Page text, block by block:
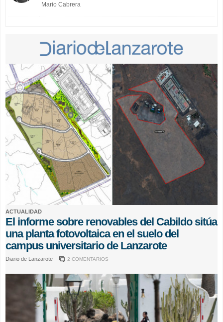
Mario Cabrera
ACTUALIDAD
El informe sobre renovables del Cabildo sitúa
una planta fotovoltaica en el suelo del
campus universitario de Lanzarote
Diario de Lanzarote 2 COMENTARIOS